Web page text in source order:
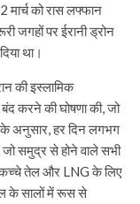
मार्च को रास लफ्फान
जगहों पर ईरानी ड्रोन
था।
की इस्लामिक
बंद करने की घोषणा की, जो
अनुसार, हर दिन लगभग
समुद्र से होने वाले सभी
कच्चे तेल और LNG के लिए
के सालों में रूस से